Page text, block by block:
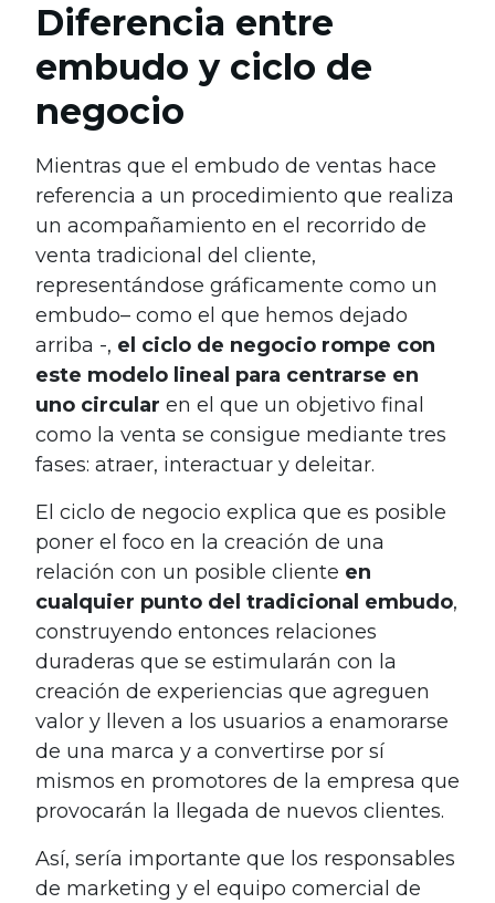
Diferencia entre
embudo y ciclo de
negocio
Mientras que el embudo de ventas hace
referencia a un procedimiento que realiza
un acompañamiento en el recorrido de
venta tradicional del cliente,
representándose gráficamente como un
embudo– como el que hemos dejado
arriba -, el ciclo de negocio rompe con
este modelo lineal para centrarse en
uno circular en el que un objetivo final
como la venta se consigue mediante tres
fases: atraer, interactuar y deleitar.
El ciclo de negocio explica que es posible
poner el foco en la creación de una
relación con un posible cliente en
cualquier punto del tradicional embudo,
construyendo entonces relaciones
duraderas que se estimularán con la
creación de experiencias que agreguen
valor y lleven a los usuarios a enamorarse
de una marca y a convertirse por sí
mismos en promotores de la empresa que
provocarán la llegada de nuevos clientes.
Así, sería importante que los responsables
de marketing y el equipo comercial de